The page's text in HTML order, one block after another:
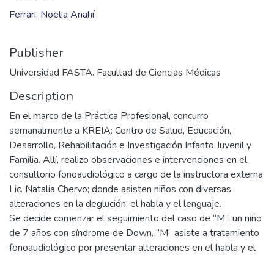
Ferrari, Noelia Anahí
Publisher
Universidad FASTA. Facultad de Ciencias Médicas
Description
En el marco de la Práctica Profesional, concurro
semanalmente a KREIA: Centro de Salud, Educación,
Desarrollo, Rehabilitación e Investigación Infanto Juvenil y
Familia. Allí, realizo observaciones e intervenciones en el
consultorio fonoaudiológico a cargo de la instructora externa
Lic. Natalia Chervo; donde asisten niños con diversas
alteraciones en la deglución, el habla y el lenguaje.
Se decide comenzar el seguimiento del caso de “M”, un niño
de 7 años con síndrome de Down. “M” asiste a tratamiento
fonoaudiológico por presentar alteraciones en el habla y el